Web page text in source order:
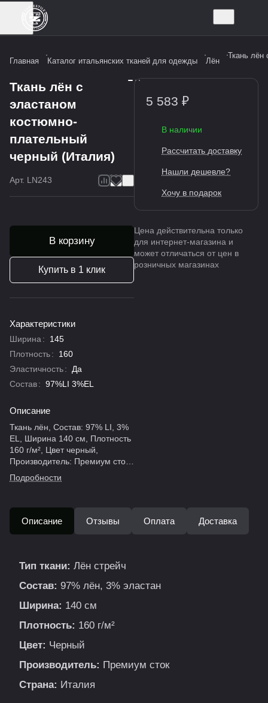
Главная Каталог итальянских тканей для одежды Лён
Ткань лён
Ткань лён с
эластаном
костюмно-
плательный
черный (Италия)
Арт. LN243
В корзину
Купить в 1 клик
Характеристики
Ширина :
145
Плотность:
160
Эластичность:
Да
Состав: 97%LI 3%EL
Описание
Ткань лён, Состав: 97% LI, 3%
EL, Ширина 140 см, Плотность
160 г/м², Цвет черный,
Производитель: Премиум сток,
Страна: Италия.
Подробности
5 583 ₽
В наличии
Рассчитать доставку
Нашли дешевле?
Хочу в подарок
Цена действительна только
для интернет-магазина и
может отличаться от цен в
розничных магазинах
Описание Отзывы Оплата Доставка
Тип ткани: Лён стрейч
Состав: 97% лён, 3% эластан
Ширина: 140 см
Плотность: 160 г/м²
Цвет: Черный
Производитель: Премиум сток
Страна: Италия